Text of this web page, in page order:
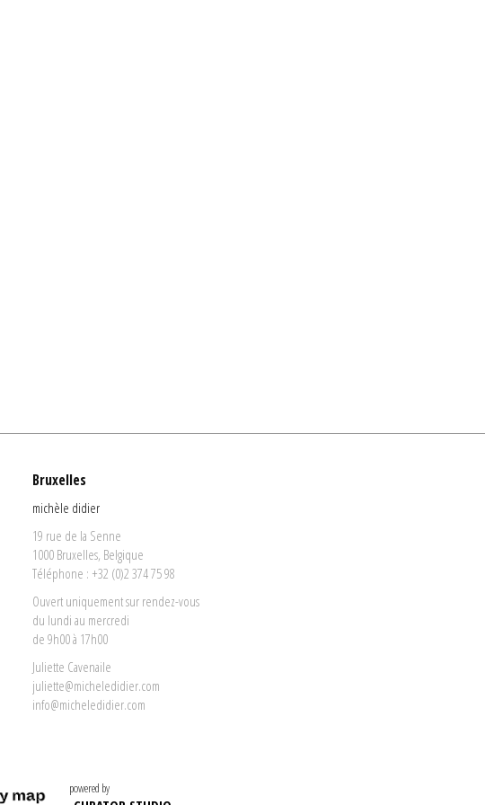
Bruxelles
michèle didier
19 rue de la Senne
1000 Bruxelles, Belgique
Téléphone : +32 (0)2 374 75 98
Ouvert uniquement sur rendez-vous
du lundi au mercredi
de 9h00 à 17h00
Juliette Cavenaile
juliette@micheledidier.com
info@micheledidier.com
powered by